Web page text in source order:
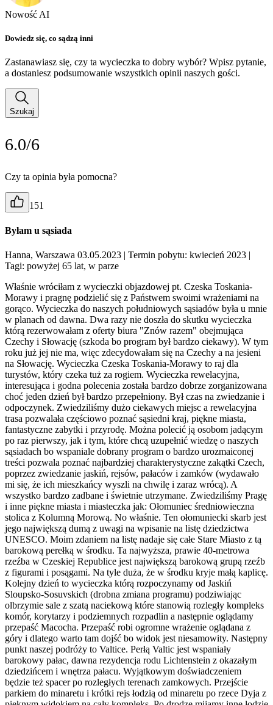
Nowość AI
Dowiedz się, co sądzą inni
Zastanawiasz się, czy ta wycieczka to dobry wybór? Wpisz pytanie,
a dostaniesz podsumowanie wszystkich opinii naszych gości.
Szukaj
6.0/6
Czy ta opinia była pomocna?
151
Byłam u sąsiada
Hanna, Warszawa 03.05.2023 | Termin pobytu: kwiecień 2023 |
Tagi: powyżej 65 lat, w parze
Właśnie wróciłam z wycieczki objazdowej pt. Czeska Toskania-
Morawy i pragnę podzielić się z Państwem swoimi wrażeniami na
gorąco. Wycieczka do naszych południowych sąsiadów była u mnie
w planach od dawna. Dwa razy nie doszła do skutku wycieczka
którą rezerwowałam z oferty biura "Znów razem" obejmująca
Czechy i Słowację (szkoda bo program był bardzo ciekawy). W tym
roku już jej nie ma, więc zdecydowałam się na Czechy a na jesieni
na Słowację. Wycieczka Czeska Toskania-Morawy to raj dla
turystów, który czeka tuż za rogiem. Wycieczka rewelacyjna,
interesująca i godna polecenia została bardzo dobrze zorganizowana
choć jeden dzień był bardzo przepełniony. Był czas na zwiedzanie i
odpoczynek. Zwiedziliśmy dużo ciekawych miejsc a rewelacyjna
trasa pozwalała częściowo poznać sąsiedni kraj, piękne miasta,
fantastyczne zabytki i przyrodę. Można polecić ją osobom jadącym
po raz pierwszy, jak i tym, które chcą uzupełnić wiedzę o naszych
sąsiadach bo wspaniale dobrany program o bardzo urozmaiconej
treści pozwala poznać najbardziej charakterystyczne zakątki Czech,
poprzez zwiedzanie jaskiń, rejsów, pałaców i zamków (wydawało
mi się, że ich mieszkańcy wyszli na chwilę i zaraz wrócą). A
wszystko bardzo zadbane i świetnie utrzymane. Zwiedziliśmy Pragę
i inne piękne miasta i miasteczka jak: Ołomuniec średniowieczna
stolica z Kolumną Morową. No właśnie. Ten ołomuniecki skarb jest
jego największą dumą z uwagi na wpisanie na listę dziedzictwa
UNESCO. Moim zdaniem na listę nadaje się całe Stare Miasto z tą
barokową perełką w środku. Ta najwyższa, prawie 40-metrowa
rzeźba w Czeskiej Republice jest największą barokową grupą rzeźb
z figurami i posągami. Na tyle duża, że w środku kryje małą kaplicę.
Kolejny dzień to wycieczka którą rozpoczynamy od Jaskiń
Sloupsko-Sosuvskich (drobna zmiana programu) podziwiając
olbrzymie sale z szatą naciekową które stanowią rozległy kompleks
komór, korytarzy i podziemnych rozpadlin a następnie oglądamy
przepaść Macocha. Przepaść robi ogromne wrażenie oglądana z
góry i dlatego warto tam dojść bo widok jest niesamowity. Następny
punkt naszej podróży to Valtice. Perłą Valtic jest wspaniały
barokowy pałac, dawna rezydencja rodu Lichtenstein z okazałym
dziedzińcem i wnętrza pałacu. Wyjątkowym doświadczeniem
będzie też spacer po rozległych terenach zamkowych. Przejście
parkiem do minaretu i krótki rejs łodzią od minaretu po rzece Dyja z